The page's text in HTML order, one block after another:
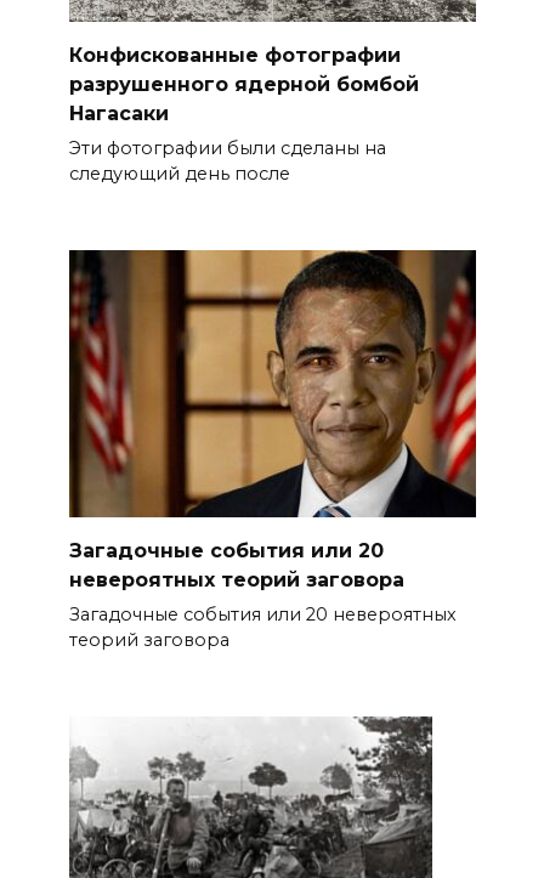
Конфискованные фотографии
разрушенного ядерной бомбой
Нагасаки
Эти фотографии были сделаны на
следующий день после
Загадочные события или 20
невероятных теорий заговора
Загадочные события или 20 невероятных
теорий заговора